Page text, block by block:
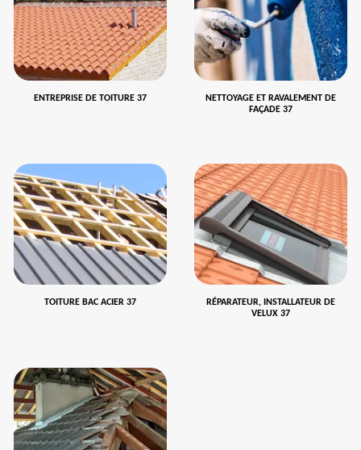
ENTREPRISE DE TOITURE 37
NETTOYAGE ET RAVALEMENT DE
FAÇADE 37
TOITURE BAC ACIER 37
RÉPARATEUR, INSTALLATEUR DE
VELUX 37